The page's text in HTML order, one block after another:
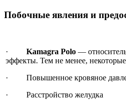
Побочные явления и
· Kamagra Polo —
эффекты. Тем не менее,
· Повышенное кровяное
· Расстройство желудка